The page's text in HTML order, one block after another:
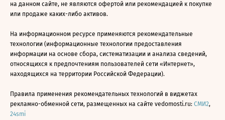
на данном сайте, не являются офертой или рекомендацией к покупке
или продаже каких-либо активов.
На информационном ресурсе применяются рекомендательные
технологии (информационные технологии предоставления
информации на основе сбора, систематизации и анализа сведений,
относящихся к предпочтениям пользователей сети «Интернет»,
находящихся на территории Российской Федерации).
Правила применения рекомендательных технологий в виджетах
рекламно-обменной сети, размещенных на сайте vedomosti.ru: СМИ2,
24smi